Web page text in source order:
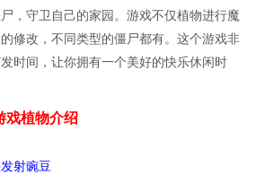
，守卫自己的家园。游戏不仅植物进行魔
修改，不同类型的僵尸都有。这个游戏非
时间，让你拥有一个美好的快乐休闲时
戏植物介绍
射豌豆